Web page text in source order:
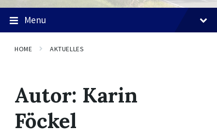
Menu
HOME AKTUELLES
Autor: Karin
Föckel